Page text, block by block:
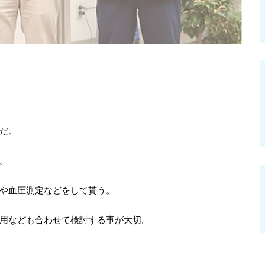
。
圧測定などをして貰う。
ども合わせて検討する事が大切。